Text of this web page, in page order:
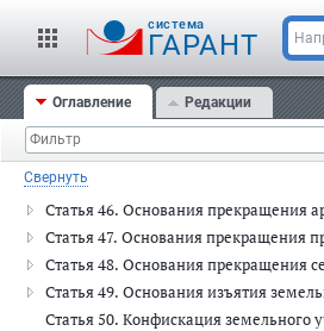
cистема
ГАРАНТ
Оглавление Редакции
Свернуть
Статья 40. Права собственников
Статья 41. Права на использование
Статья 42. Обязанности
Статья 43. Осуществление прав на
Глава VII. Прекращение и ограничение
Статья 44. Основания прекращения
Статья 45. Основания прекращения
Статья 46. Основания прекращения
Статья 47. Основания прекращения
Статья 48. Основания прекращения
Статья 49. Основания изъятия
Статья 50. Конфискация земельного